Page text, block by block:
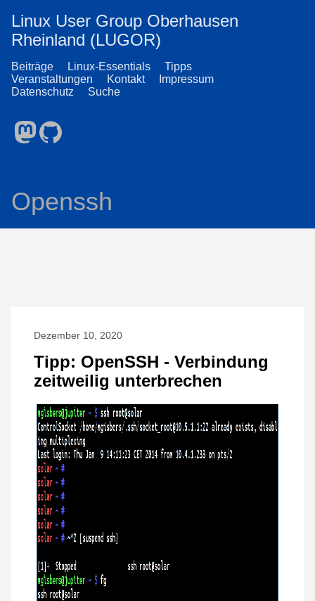
Linux User Group Oberhausen
Rheinland (LUGOR)
Beiträge Linux-Essentials
Tipps
Veranstaltungen
Kontakt
Impressum
Datenschutz
Suche
Openssh
Dezember 10, 2020
Tipp: OpenSSH - Verbindung
zeitweilig unterbrechen